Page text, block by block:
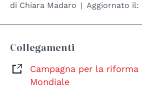
di Chiara Madaro Aggiornato il:
Collegamenti
Campagna per la riforma
Mondiale